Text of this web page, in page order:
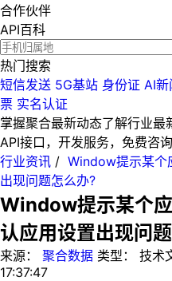
合作伙伴
API百科
热门搜索
短信发送 5G基站 身份证 AI新
票 实名认证
掌握聚合最新动态了解行业最
API接口，开发服务，免费咨
行业资讯 / Window提示某个
出现问题怎么办?
Window提示某个
认应用设置出现问
来源： 聚合数据 类型： 技术
17:37:47